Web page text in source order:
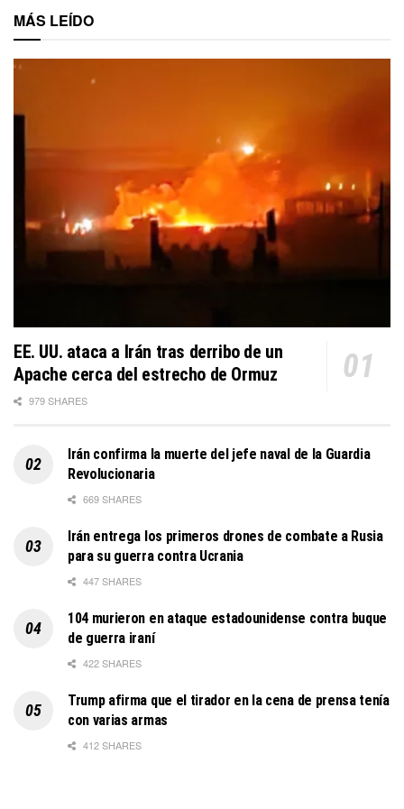
MÁS LEÍDO
EE. UU. ataca a Irán tras derribo de un
Apache cerca del estrecho de Ormuz
979 SHARES
Irán confirma la muerte del jefe naval de la Guardia
Revolucionaria
669 SHARES
Irán entrega los primeros drones de combate a Rusia
para su guerra contra Ucrania
447 SHARES
104 murieron en ataque estadounidense contra buque
de guerra iraní
422 SHARES
Trump afirma que el tirador en la cena de prensa tenía
con varias armas
412 SHARES